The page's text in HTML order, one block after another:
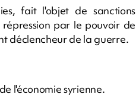
fait l'objet de sanctions
par le pouvoir de
déclencheur de la guerre.
l'économie syrienne.